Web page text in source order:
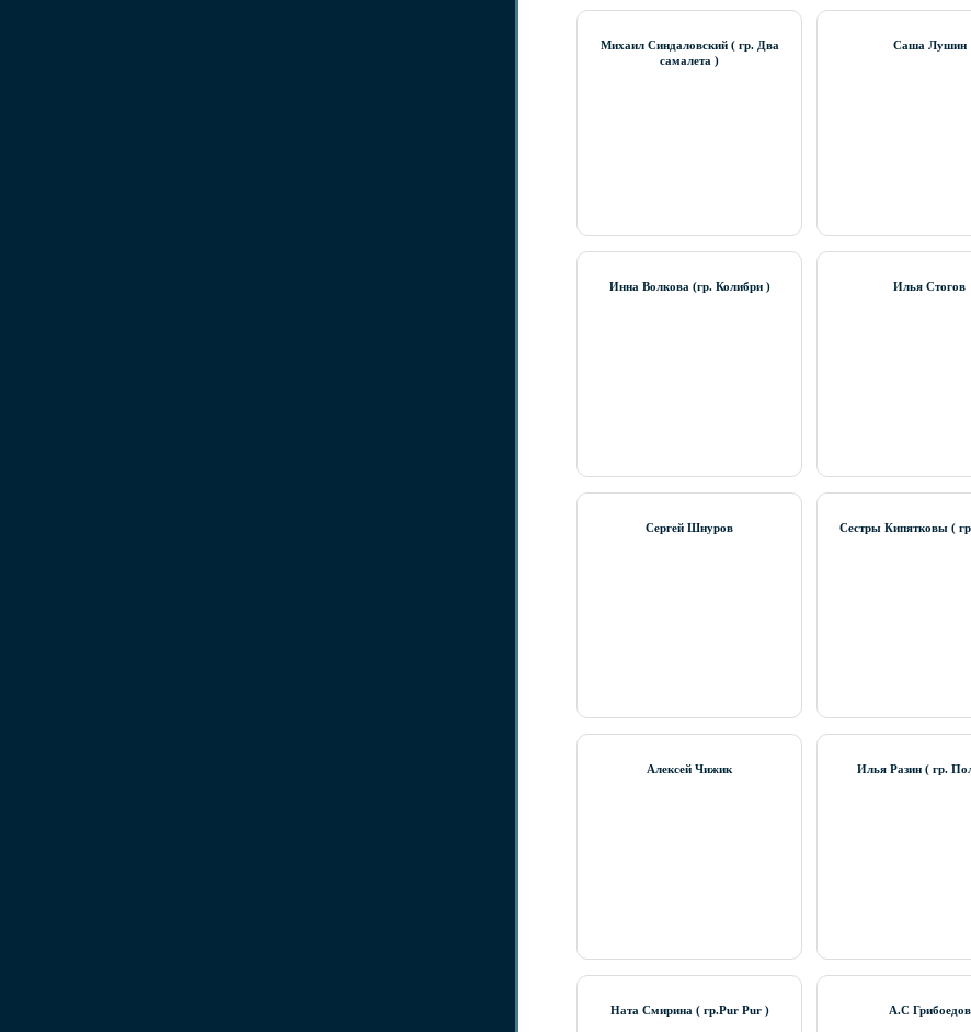
Михаил Синдаловский ( гр. Два
самалета )
Саша Лушин
Инна Волкова (гр. Колибри ) Илья Стогов
Cергей Шнуров Сестры Кипятковы (
Алексей Чижик Илья Разин ( гр.
Ната Смирина ( гр.Pur Pur ) А.С Грибоедов